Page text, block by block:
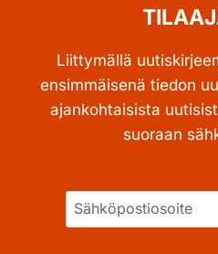
Liittymällä
ensimmäisenä tiedon
ajankohtaisista
suoraan